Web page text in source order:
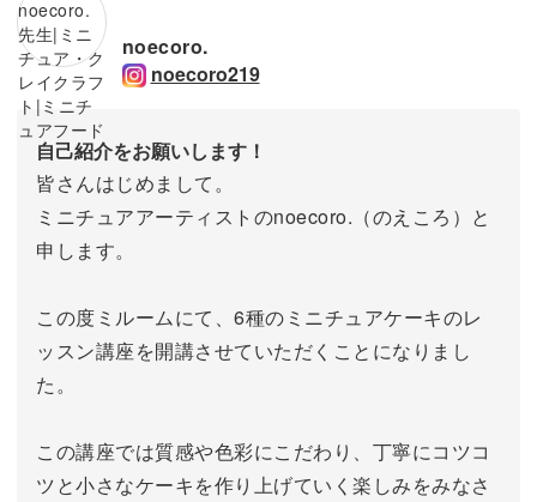
noecoro.
noecoro219
自己紹介をお願いします！
皆さんはじめまして。
ミニチュアアーティストのnoecoro.（のえころ）と
申します。
この度ミルームにて、6種のミニチュアケーキのレ
ッスン講座を開講させていただくことになりまし
た。
この講座では質感や色彩にこだわり、丁寧にコツコ
ツと小さなケーキを作り上げていく楽しみをみなさ